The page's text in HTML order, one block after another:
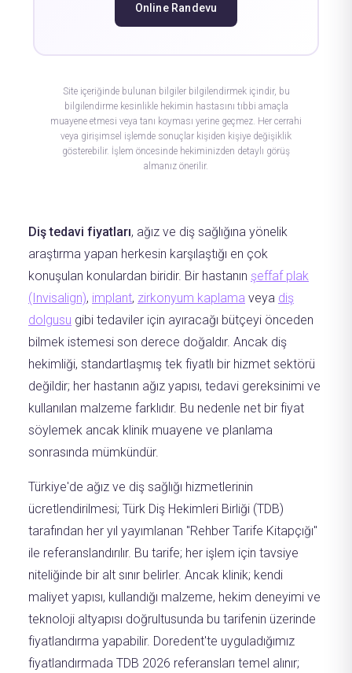
Online Randevu
Site içeriğinde bulunan bilgiler bilgilendirmek içindir, bu
bilgilendirme kesinlikle hekimin hastasını tıbbi amaçla
muayene etmesi veya tanı koyması yerine geçmez. Her cerrahi
veya girişimsel işlemde sonuçlar kişiden kişiye değişiklik
gösterebilir. İşlem öncesinde hekiminizden detaylı görüş
almanız önerilir.
Diş tedavi fiyatları, ağız ve diş sağlığına yönelik
araştırma yapan herkesin karşılaştığı en çok
konuşulan konulardan biridir. Bir hastanın şeffaf plak
(Invisalign), implant, zirkonyum kaplama veya diş
dolgusu gibi tedaviler için ayıracağı bütçeyi önceden
bilmek istemesi son derece doğaldır. Ancak diş
hekimliği, standartlaşmış tek fiyatlı bir hizmet sektörü
değildir; her hastanın ağız yapısı, tedavi gereksinimi ve
kullanılan malzeme farklıdır. Bu nedenle net bir fiyat
söylemek ancak klinik muayene ve planlama
sonrasında mümkündür.
Türkiye'de ağız ve diş sağlığı hizmetlerinin
ücretlendirilmesi; Türk Diş Hekimleri Birliği (TDB)
tarafından her yıl yayımlanan "Rehber Tarife Kitapçığı"
ile referanslandırılır. Bu tarife; her işlem için tavsiye
niteliğinde bir alt sınır belirler. Ancak klinik; kendi
maliyet yapısı, kullandığı malzeme, hekim deneyimi ve
teknoloji altyapısı doğrultusunda bu tarifenin üzerinde
fiyatlandırma yapabilir. Doredent'te uyguladığımız
fiyatlandırmada TDB 2026 referansları temel alınır;